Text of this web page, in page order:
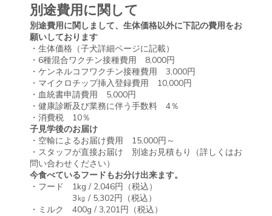
別途費用に関して
別途費用に関しまして、生体価格以外に下記の費用をお
願いしております
・生体価格（子犬詳細ページに記載）
・6種混合ワクチン接種費用 8,000円
・ケンネルコフワクチン接種費用 3,000円
・マイクロチップ挿入登録費用 10,000円
・血統書申請費用 5,000円
・健康診断及び業務に伴う手数料 4％
・消費税 10％
子見学後のお届け
・空輸によるお届け費用 15,000円～
・スタッフが直接お届け 別途お見積もり（詳しくはお
問い合わせください）
今食べているフードもお分け出来ます。
・フード 1kg / 2,046円（税込）
3㎏ / 5,302円（税込）
・ミルク 400g / 3,201円（税込）